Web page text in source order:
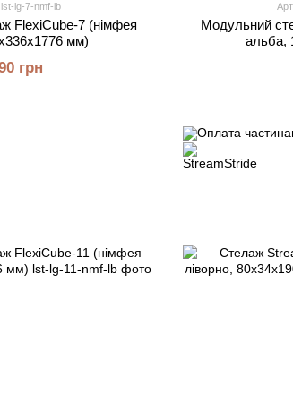
lg-7-nmf-lb
FlexiCube-7 (німфея
мм)
грн
Модульний
альба,